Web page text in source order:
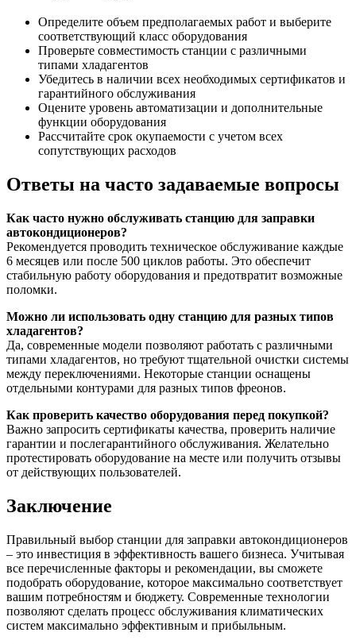
Определите объем предполагаемых работ и выберите
соответствующий класс оборудования
Проверьте совместимость станции с различными
типами хладагентов
Убедитесь в наличии всех необходимых сертификатов и
гарантийного обслуживания
Оцените уровень автоматизации и дополнительные
функции оборудования
Рассчитайте срок окупаемости с учетом всех
сопутствующих расходов
Ответы на часто задаваемые вопросы
Как часто нужно обслуживать станцию для заправки
автокондиционеров?
Рекомендуется проводить техническое обслуживание каждые
6 месяцев или после 500 циклов работы. Это обеспечит
стабильную работу оборудования и предотвратит возможные
поломки.
Можно ли использовать одну станцию для разных типов
хладагентов?
Да, современные модели позволяют работать с различными
типами хладагентов, но требуют тщательной очистки системы
между переключениями. Некоторые станции оснащены
отдельными контурами для разных типов фреонов.
Как проверить качество оборудования перед покупкой?
Важно запросить сертификаты качества, проверить наличие
гарантии и послегарантийного обслуживания. Желательно
протестировать оборудование на месте или получить отзывы
от действующих пользователей.
Заключение
Правильный выбор станции для заправки автокондиционеров
– это инвестиция в эффективность вашего бизнеса. Учитывая
все перечисленные факторы и рекомендации, вы сможете
подобрать оборудование, которое максимально соответствует
вашим потребностям и бюджету. Современные технологии
позволяют сделать процесс обслуживания климатических
систем максимально эффективным и прибыльным.